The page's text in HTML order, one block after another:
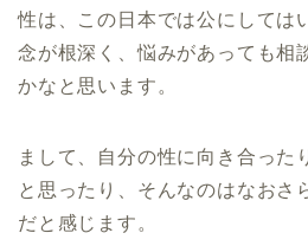
性は、この日本では公にしては
念が根深く、悩みがあっても相
かなと思います。
まして、自分の性に向き合った
と思ったり、そんなのはなおさ
だと感じます。